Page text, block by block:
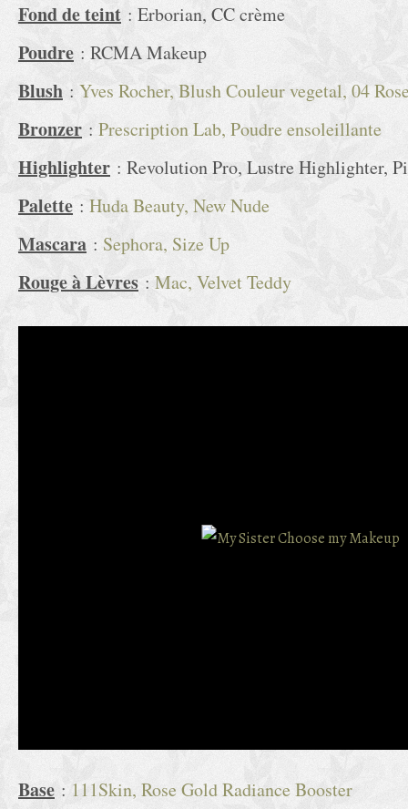
Fond de teint : Erborian, CC crème
Poudre : RCMA Makeup
Blush : Yves Rocher, Blush Couleur vegetal, 04
Bronzer : Prescription Lab, Poudre ensoleillante
Highlighter : Revolution Pro, Lustre Highlighter,
Palette : Huda Beauty, New Nude
Mascara : Sephora, Size Up
Rouge à Lèvres : Mac, Velvet Teddy
Base : 111Skin, Rose Gold Radiance Booster